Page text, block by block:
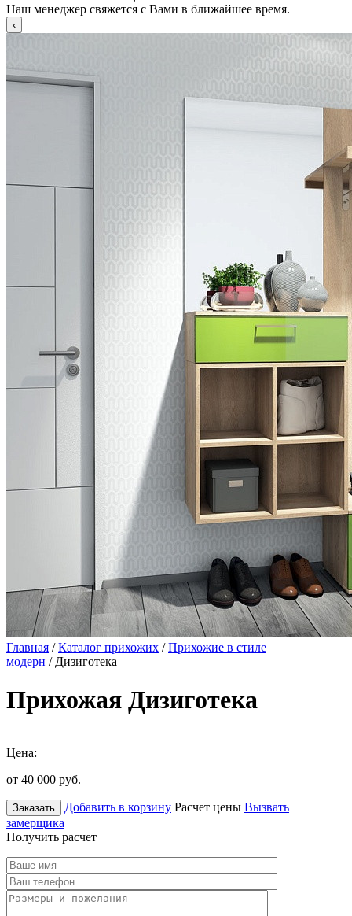
Наш менеджер свяжется с Вами в ближайшее время.
Главная /Каталог прихожих /Прихожие в стиле
модерн / Дизиготека
Прихожая Дизиготека
Цена:
от 40 000 руб.
Заказать Добавить в корзину Расчет цены Вызвать
замерщика
Получить расчет